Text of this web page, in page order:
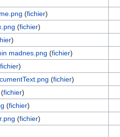
(fichier)
(fichier)
)
madnes.png (fichier)
fichier)
(fichier)
(fichier)
(fichier)
(fichier)